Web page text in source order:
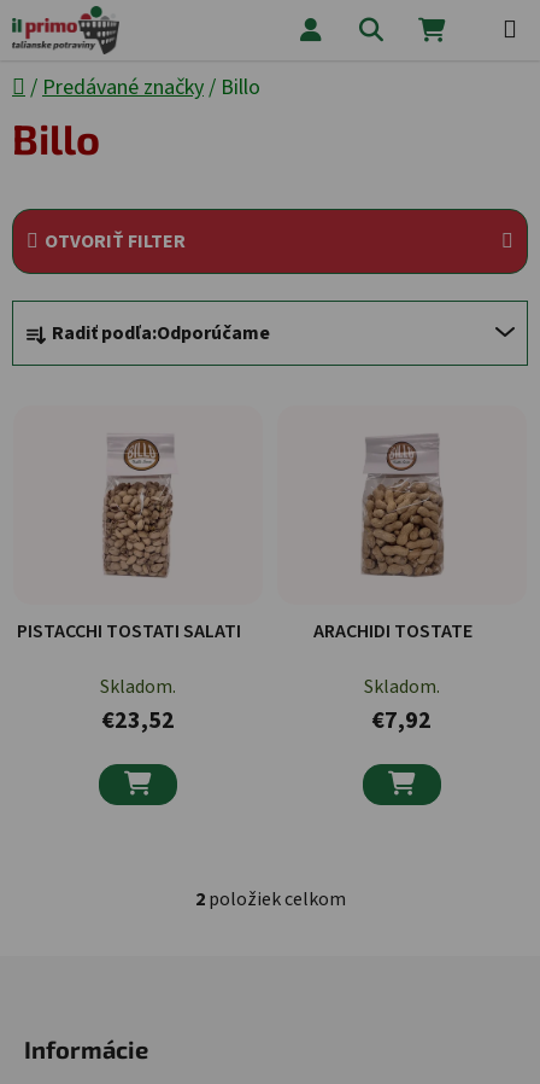
Prejsť na obsah Hľadať
Domov
/ Predávané značky/ Billo
Billo
OTVORIŤ FILTER
Radenie produktov
Radiť podľa:Odporúčame
PISTACCHI TOSTATI SALATI
Skladom.
€23,52

ARACHIDI TOSTATE
Skladom.
€7,92

Ovládacie prvky výpisu
2položiek celkom
Informácie